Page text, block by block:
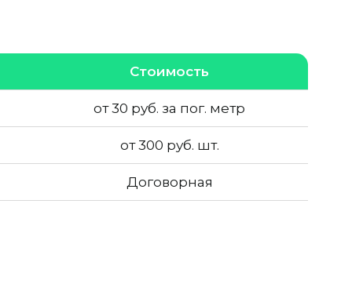
Стоимость
от 30 руб. за пог. метр
от 300 руб. шт.
Договорная